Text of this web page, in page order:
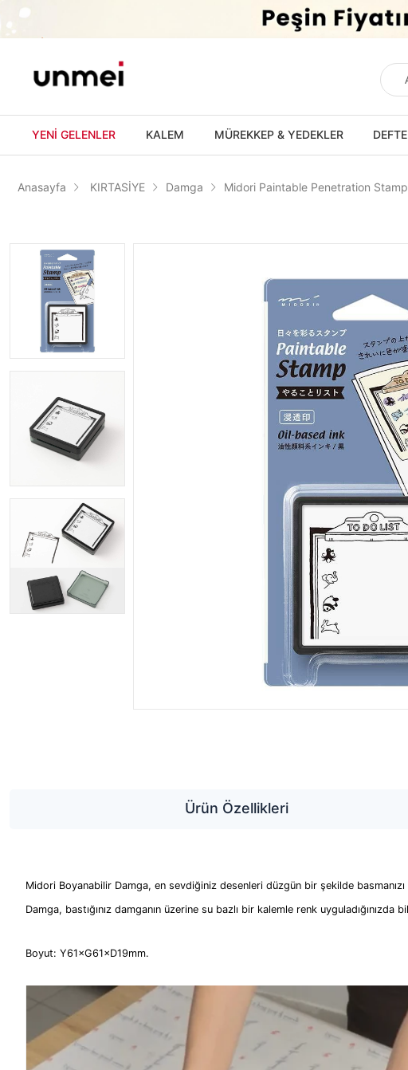
YENİ GELENLER KALEM MÜREKKEP & YEDEKLER
Anasayfa KIRTASİYE Damga Midori Paintable Penetration
Ürün Özellikleri
Midori Boyanabilir Damga, en sevdiğiniz desenleri düzgün bir şekilde
Damga, bastığınız damganın üzerine su bazlı bir kalemle renk
Boyut: Y61×G61×D19mm.